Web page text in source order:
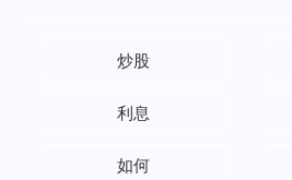
炒股
利息
如何